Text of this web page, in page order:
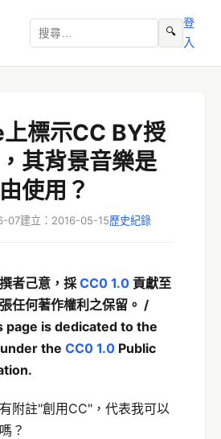
🔍
登
入
標示CC BY授
其背景音樂是
使用？
07建立：2016-05-15歷史紀錄
者己意，採 CC0 1.0 貢獻至
任何著作權利之保留。 /
page is dedicated to the
the CC0 1.0 Public
附註"創用CC"，代表我可以
？